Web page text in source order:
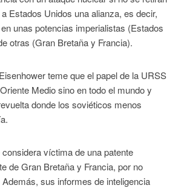
Estados Unidos una alianza, es decir,
unas potencias imperialistas (Estados
otras (Gran Bretaña y Francia).
teme que el papel de la URSS
Medio sino en todo el mundo y
donde los soviéticos menos
víctima de una patente
de Gran Bretaña y Francia, por no
sus informes de inteligencia